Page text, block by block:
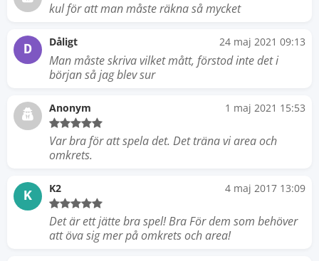
kul för att man måste räkna så mycket
D Dåligt 24 maj 2021 09:13
Man måste skriva vilket mått, förstod inte det i
början så jag blev sur
Anonym 1 maj 2021 15:53
Var bra för att spela det. Det träna vi area och
omkrets.
K K2 4 maj 2017 13:09
Det är ett jätte bra spel! Bra För dem som behöver
att öva sig mer på omkrets och area!